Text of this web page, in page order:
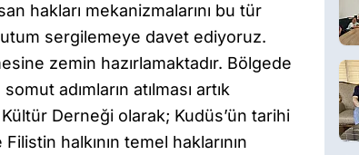
hakları mekanizmalarını bu tür
sergilemeye davet ediyoruz.
zemin hazırlamaktadır. Bölgede
adımların atılması artık
Derneği olarak; Kudüs’ün tarihi
halkının temel haklarının